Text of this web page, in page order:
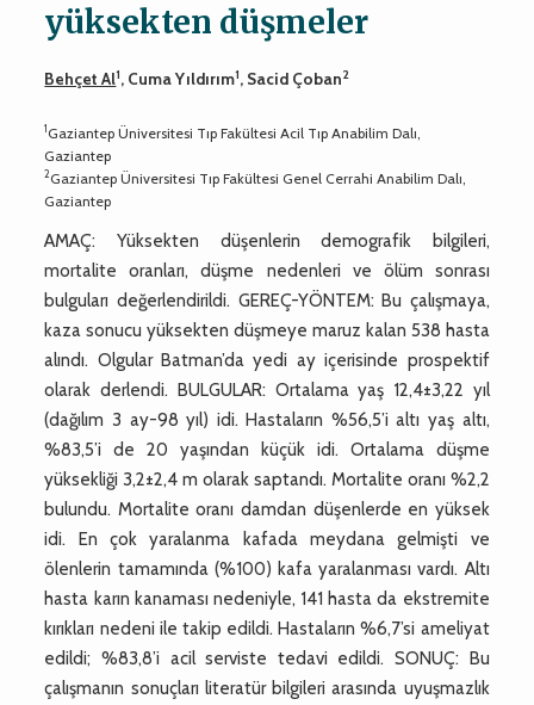
yüksekten düşmeler
Behçet Al1, Cuma Yıldırım1, Sacid Çoban2
1Gaziantep Üniversitesi Tıp Fakültesi Acil Tıp Anabilim Dalı,
Gaziantep
2Gaziantep Üniversitesi Tıp Fakültesi Genel Cerrahi Anabilim Dalı,
Gaziantep
AMAÇ: Yüksekten düşenlerin demografik bilgileri,
mortalite oranları, düşme nedenleri ve ölüm sonrası
bulguları değerlendirildi. GEREÇ-YÖNTEM: Bu çalışmaya,
kaza sonucu yüksekten düşmeye maruz kalan 538 hasta
alındı. Olgular Batman’da yedi ay içerisinde prospektif
olarak derlendi. BULGULAR: Ortalama yaş 12,4±3,22 yıl
(dağılım 3 ay-98 yıl) idi. Hastaların %56,5’i altı yaş altı,
%83,5’i de 20 yaşından küçük idi. Ortalama düşme
yüksekliği 3,2±2,4 m olarak saptandı. Mortalite oranı %2,2
bulundu. Mortalite oranı damdan düşenlerde en yüksek
idi. En çok yaralanma kafada meydana gelmişti ve
ölenlerin tamamında (%100) kafa yaralanması vardı. Altı
hasta karın kanaması nedeniyle, 141 hasta da ekstremite
kırıkları nedeni ile takip edildi. Hastaların %6,7’si ameliyat
edildi; %83,8’i acil serviste tedavi edildi. SONUÇ: Bu
çalışmanın sonuçları literatür bilgileri arasında uyuşmazlık